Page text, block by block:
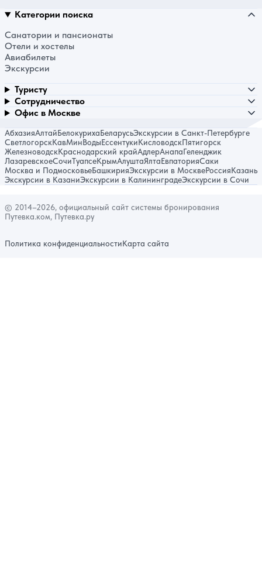
Категории поиска
Санатории и пансионаты
Отели и хостелы
Авиабилеты
Экскурсии
Туристу
Сотрудничество
Офис в Москве
АбхазияАлтайБелокурихаБеларусьЭкскурсии в Санкт-Петербурге
СветлогорскКавМинВодыЕссентукиКисловодскПятигорск
ЖелезноводскКраснодарский крайАдлерАнапаГеленджик
ЛазаревскоеСочиТуапсеКрымАлуштаЯлтаЕвпаторияСаки
Москва и ПодмосковьеБашкирияЭкскурсии в МосквеРоссияКазань
Экскурсии в КазаниЭкскурсии в КалининградеЭкскурсии в Сочи
© 2014–2026, официальный сайт системы бронирования
Путевка.ком, Путевка.ру
Политика конфиденциальностиКарта сайта